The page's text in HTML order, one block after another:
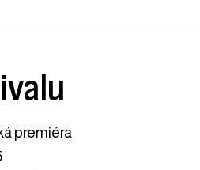
premiéra